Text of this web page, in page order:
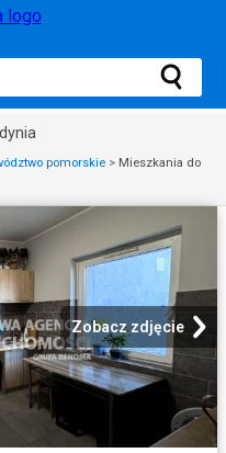
pomorskie > Mieszkania do
Zobacz zdjęcie